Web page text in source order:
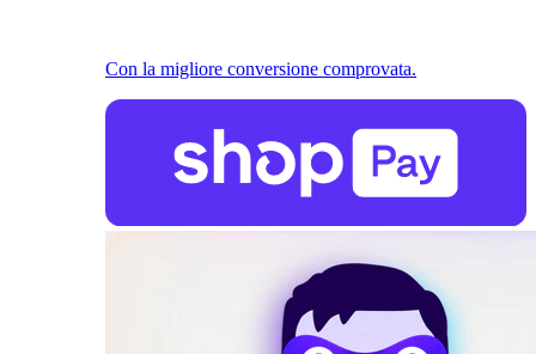
Con la migliore conversione comprovata.